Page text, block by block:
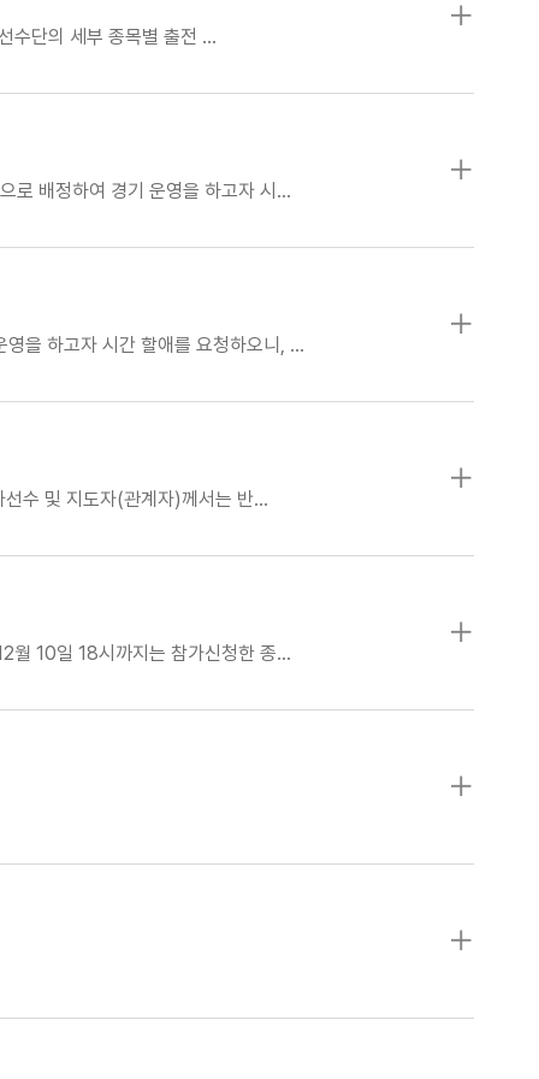
수단의 세부 종목별 출전 …
로 배정하 여 경기 운영을 하고자 시…
영을 하고자 시간 할애를 요청하오니, …
선수 및 지도자(관계자)께서는 반…
월 10일 18시까지는 참가신청한 종…